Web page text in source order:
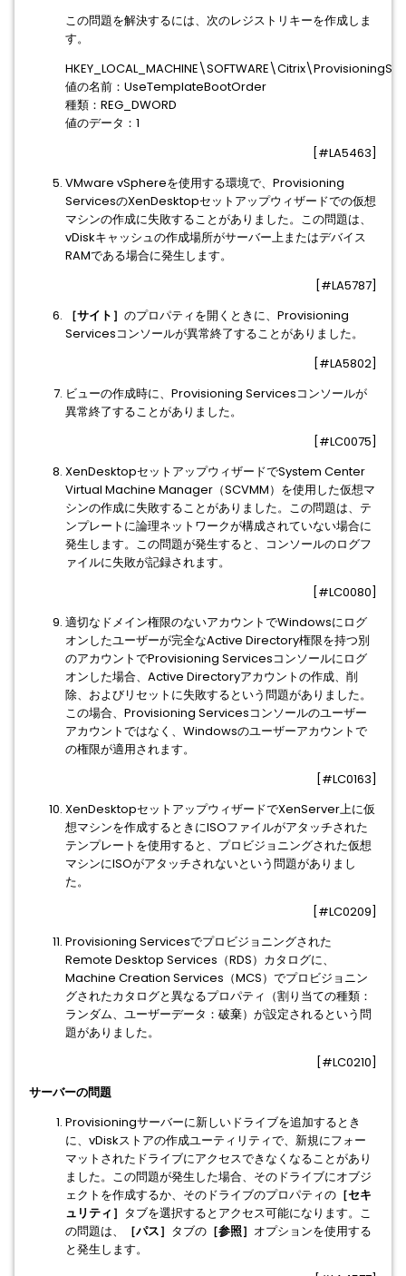
この問題を解決するには、次のレジストリキーを作成しま
す。
値の名前：UseTemplateBootOrder
種類：REG_DWORD
値のデータ：1
[#LA5463]
VMware vSphereを使用する環境で、Provisioning
ServicesのXenDesktopセットアップウィザードでの仮想
マシンの作成に失敗することがありました。この問題は、
vDiskキャッシュの作成場所がサーバー上またはデバイス
RAMである場合に発生します。
[#LA5787]
［サイト］ のプロパティを開くときに、Provisioning
Servicesコンソールが異常終了することがありました。
[#LA5802]
ビューの作成時に、Provisioning Servicesコンソールが
異常終了することがありました。
[#LC0075]
XenDesktopセットアップウィザードでSystem Center
Virtual Machine Manager（SCVMM）を使用した仮想マ
シンの作成に失敗することがありました。この問題は、テ
ンプレートに論理ネットワークが構成されていない場合に
発生します。この問題が発生すると、コンソールのログフ
ァイルに失敗が記録されます。
[#LC0080]
適切なドメイン権限のないアカウントでWindowsにログ
オンしたユーザーが完全なActive Directory権限を持つ別
のアカウントでProvisioning Servicesコンソールにログ
オンした場合、Active Directoryアカウントの作成、削
除、およびリセットに失敗するという問題がありました。
この場合、Provisioning Servicesコンソールのユーザー
アカウントではなく、Windowsのユーザーアカウントで
の権限が適用されます。
[#LC0163]
XenDesktopセットアップウィザードでXenServer上に仮
想マシンを作成するときにISOファイルがアタッチされた
テンプレートを使用すると、プロビジョニングされた仮想
マシンにISOがアタッチされないという問題がありまし
た。
[#LC0209]
Provisioning Servicesでプロビジョニングされた
Remote Desktop Services（RDS）カタログに、
Machine Creation Services（MCS）でプロビジョニン
グされたカタログと異なるプロパティ（割り当ての種類：
ランダム、ユーザーデータ：破棄）が設定されるという問
題がありました。
[#LC0210]
サーバーの問題
Provisioningサーバーに新しいドライブを追加するとき
に、vDiskストアの作成ユーティリティで、新規にフォー
マットされたドライブにアクセスできなくなることがあり
ました。この問題が発生した場合、そのドライブにオブジ
ェクトを作成するか、そのドライブのプロパティの ［セキ
ュリティ］ タブを選択するとアクセス可能になります。こ
の問題は、
［パス］ タブの ［参照］ オプションを使用する
と発生します。